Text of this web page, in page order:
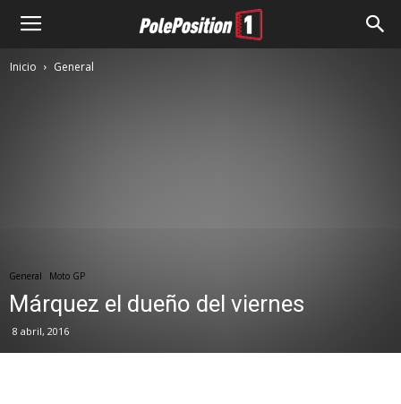
Inicio General
General Moto GP
Márquez el dueño del viernes
8 abril, 2016